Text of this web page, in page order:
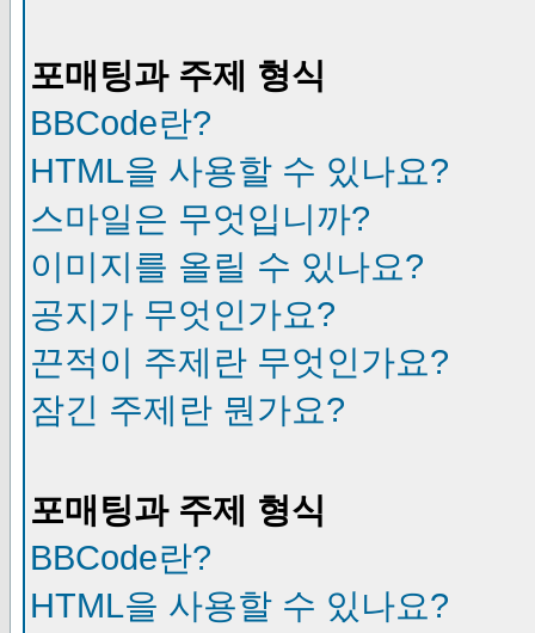
포매팅과 주제 형식
BBCode란?
HTML을 사용할 수 있나요?
스마일은 무엇입니까?
이미지를 올릴 수 있나요?
공지가 무엇인가요?
끈적이 주제란 무엇인가요?
잠긴 주제란 뭔가요?
포매팅과 주제 형식
BBCode란?
HTML을 사용할 수 있나요?